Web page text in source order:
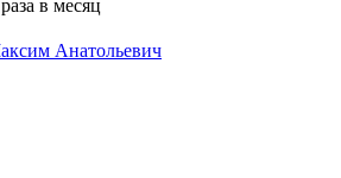
в месяц
Анатольевич